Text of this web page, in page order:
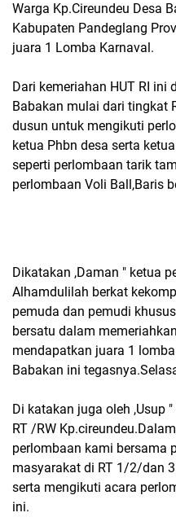
Warga Kp.Cireundeu Desa
Kabupaten Pandeglang
juara 1 Lomba Karnaval.
Dari kemeriahan HUT RI ini
Babakan mulai dari tingkat
dusun untuk mengikuti
ketua Phbn desa serta
seperti perlombaan tarik
perlombaan Voli Ball,Baris
Dikatakan ,Daman " ketua
Alhamdulilah berkat
pemuda dan pemudi
bersatu dalam
mendapatkan juara 1
Babakan ini
Di katakan juga oleh ,Usup
RT /RW
perlombaan kami bersama
masyarakat di RT 1/2/dan
serta mengikuti acara
ini.